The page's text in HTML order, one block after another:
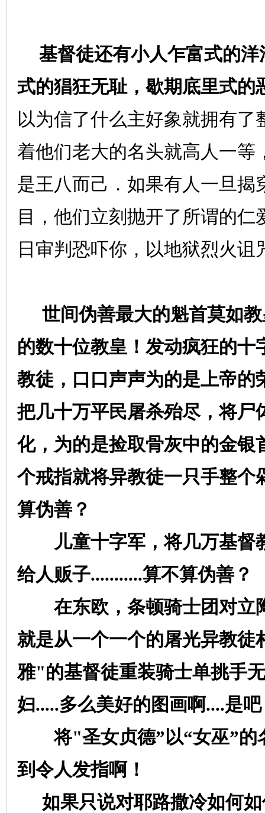
基督徒还有小人乍富式的
式的猖狂无耻，歇期底里式的
以为信了什么主好象就拥有了
着他们老大的名头就高人一等
是王八而己．如果有人一旦揭
目，他们立刻抛开了所谓的仁
日审判恐吓你，以地狱烈火诅
世间伪善最大的魁首莫如
的数十位教皇！发动疯狂的十
教徒，口口声声为的是上帝的
把几十万平民屠杀殆尽，将尸
化，为的是捡取骨灰中的金银
个戒指就将异教徒一只手整个
算伪善？
儿童十字军，将几万基督
给人贩子...........算不算伪善？
在东欧，条顿骑士团对立
就是从一个一个的屠光异教徒
雅"的基督徒重装骑士单挑手
妇.....多么美好的图画啊 ....是
将"圣女贞德”以“女巫”的
到令人发指啊！
如果只说对耶路撒冷如何